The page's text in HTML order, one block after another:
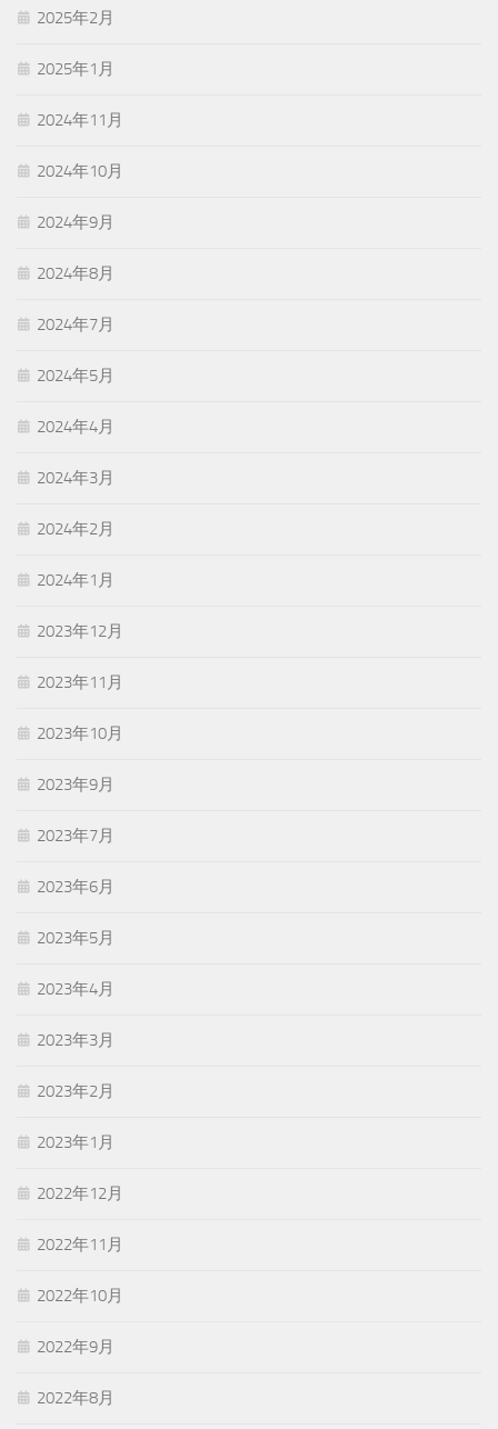
2025年2月
2025年1月
2024年11月
2024年10月
2024年9月
2024年8月
2024年7月
2024年5月
2024年4月
2024年3月
2024年2月
2024年1月
2023年12月
2023年11月
2023年10月
2023年9月
2023年7月
2023年6月
2023年5月
2023年4月
2023年3月
2023年2月
2023年1月
2022年12月
2022年11月
2022年10月
2022年9月
2022年8月